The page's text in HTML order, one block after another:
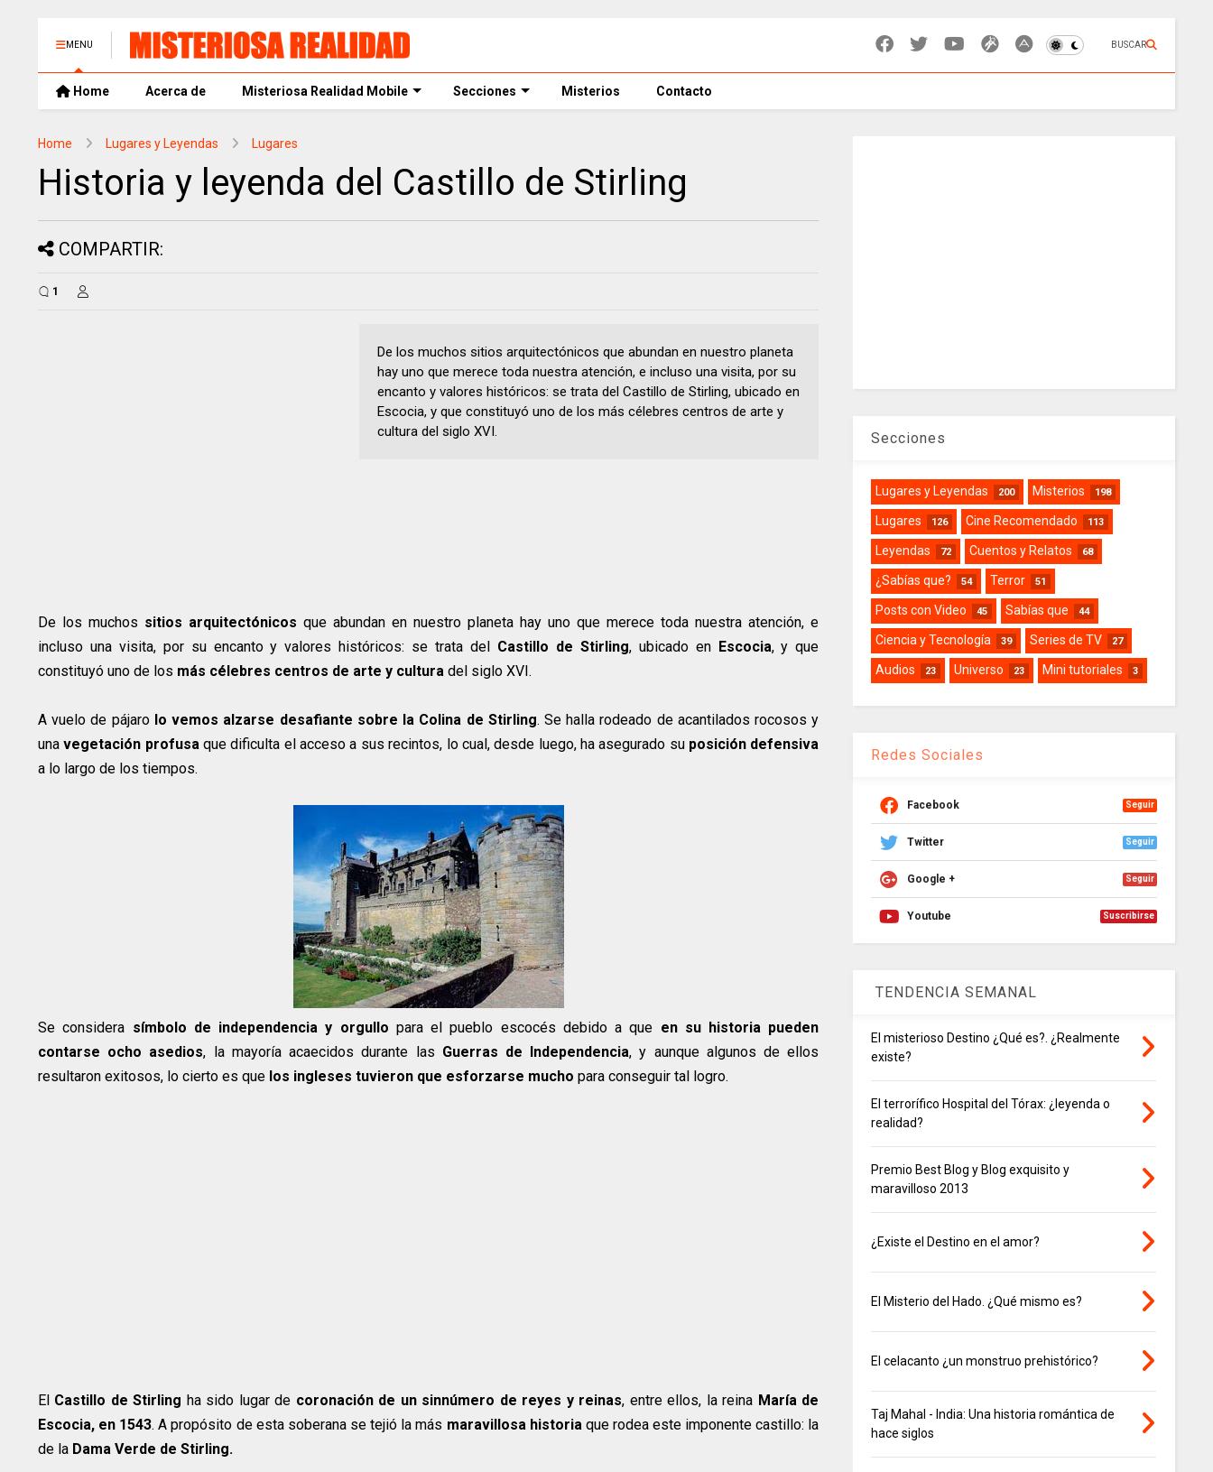
MENU BUSCAR
Home Acerca de Misteriosa Realidad Mobile Secciones Misterios Contacto
Home Lugares y Leyendas Lugares
Historia y leyenda del Castillo de Stirling
COMPARTIR:
1
De los muchos sitios arquitectónicos que abundan en nuestro planeta
hay uno que merece toda nuestra atención, e incluso una visita, por su
encanto y valores históricos: se trata del Castillo de Stirling, ubicado en
Escocia, y que constituyó uno de los más célebres centros de arte y
cultura del siglo XVI.
De los muchos sitios arquitectónicos que abundan en nuestro planeta hay uno que merece toda nuestra atención, e
incluso una visita, por su encanto y valores históricos: se trata del Castillo de Stirling, ubicado en Escocia, y que
constituyó uno de los más célebres centros de arte y cultura del siglo XVI.
A vuelo de pájarolo vemos alzarse desafiante sobre la Colina de Stirling. Se halla rodeado de acantilados rocosos y
unavegetación profusaque dificulta el acceso a sus recintos, lo cual, desde luego, ha asegurado su posición defensiva
a lo largo de los tiempos.
Se considera símbolo de independencia y orgullo para el pueblo escocés debido a que en su historia pueden
contarse ocho asedios, la mayoría acaecidos durante las Guerras de Independencia, y aunque algunos de ellos
resultaron exitosos, lo cierto es que los ingleses tuvieron que esforzarse mucho para conseguir tal logro.
El Castillo de Stirling ha sido lugar de coronación de un sinnúmero de reyes y reinas, entre ellos, la reina María de
Escocia, en 1543. A propósito de esta soberana se tejió la más maravillosa historia que rodea este imponente castillo: la
de la Dama Verde de Stirling.
Secciones
Lugares y Leyendas 200 Misterios 198
Lugares 126 Cine Recomendado 113
Leyendas 72 Cuentos y Relatos 68
¿Sabías que? 54 Terror 51
Posts con Video 45 Sabías que 44
Ciencia y Tecnología 39 Series de TV 27
Audios 23 Universo 23 Mini tutoriales 3
Redes Sociales
Facebook Seguir
Twitter Seguir
Google + Seguir
Youtube Suscribirse
TENDENCIA SEMANAL
El misterioso Destino ¿Qué es?. ¿Realmente
existe?
El terrorífico Hospital del Tórax: ¿leyenda o
realidad?
Premio Best Blog y Blog exquisito y
maravilloso 2013
¿Existe el Destino en el amor?
El Misterio del Hado. ¿Qué mismo es?
El celacanto ¿un monstruo prehistórico?
Taj Mahal - India: Una historia romántica de
hace siglos